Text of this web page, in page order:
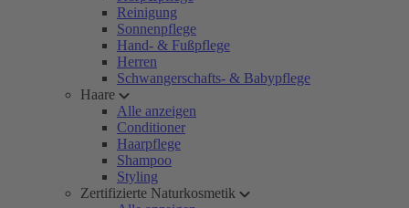
Reinigung
Sonnenpflege
Hand- & Fußpflege
Herren
Schwangerschafts- & Babypflege
Haare
Alle anzeigen
Conditioner
Haarpflege
Shampoo
Styling
Zertifizierte Naturkosmetik